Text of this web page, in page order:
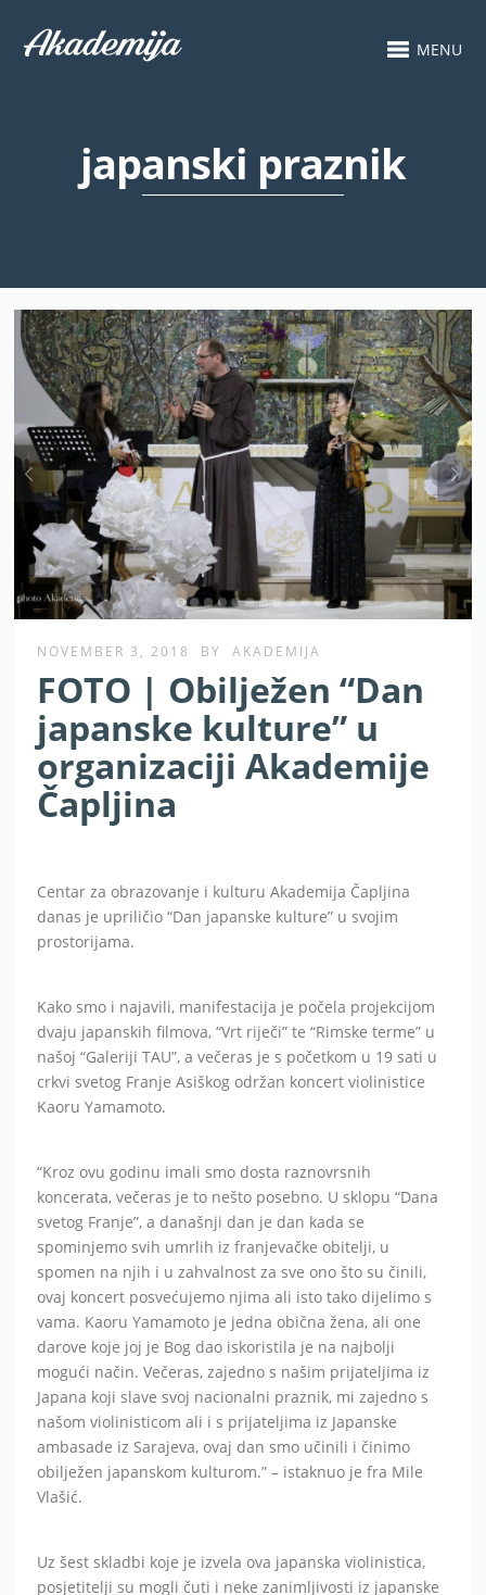
MENU
japanski praznik
NOVEMBER 3, 2018 BY AKADEMIJA
FOTO | Obilježen “Dan
japanske kulture” u
organizaciji Akademije
Čapljina
Centar za obrazovanje i kulturu Akademija Čapljina
danas je upriličio “Dan japanske kulture” u svojim
prostorijama.
Kako smo i najavili, manifestacija je počela projekcijom
dvaju japanskih filmova, “Vrt riječi” te “Rimske terme” u
našoj “Galeriji TAU”, a večeras je s početkom u 19 sati u
crkvi svetog Franje Asiškog održan koncert violinistice
Kaoru Yamamoto.
“Kroz ovu godinu imali smo dosta raznovrsnih
koncerata, večeras je to nešto posebno. U sklopu “Dana
svetog Franje”, a današnji dan je dan kada se
spominjemo svih umrlih iz franjevačke obitelji, u
spomen na njih i u zahvalnost za sve ono što su činili,
ovaj koncert posvećujemo njima ali isto tako dijelimo s
vama. Kaoru Yamamoto je jedna obična žena, ali one
darove koje joj je Bog dao iskoristila je na najbolji
mogući način. Večeras, zajedno s našim prijateljima iz
Japana koji slave svoj nacionalni praznik, mi zajedno s
našom violinisticom ali i s prijateljima iz Japanske
ambasade iz Sarajeva, ovaj dan smo učinili i činimo
obilježen japanskom kulturom.” – istaknuo je fra Mile
Vlašić.
Uz šest skladbi koje je izvela ova japanska violinistica,
posjetitelji su mogli čuti i neke zanimljivosti iz japanske